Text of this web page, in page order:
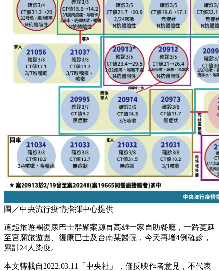
圖／中央流行疫情指揮中心提供
這起旅遊團復康巴士群聚案源自高雄一家自助餐廳，一路蔓延
至宮廟旅遊團、復康巴士及台南某醫院，今天再增4例確診，
累計24人染疫。
本文轉載自2022.03.11「中央社」，僅反映作者意見，不代表